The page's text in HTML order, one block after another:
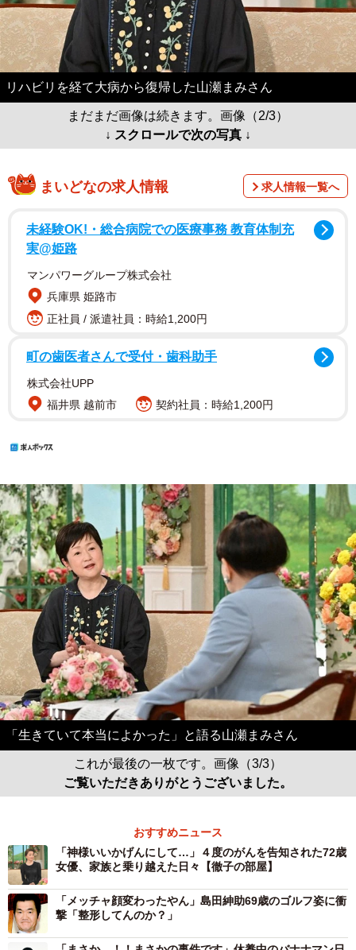
リハビリを経て大病から復帰した山瀬まみさん
まだまだ画像は続きます。画像（2/3）
↓ スクロールで次の写真 ↓
まいどなの求人情報 求人情報一覧へ
未経験OK!・総合病院での医療事務 教育体制充
実@姫路
マンパワーグループ株式会社
兵庫県 姫路市
正社員 / 派遣社員：時給1,200円
町の歯医者さんで受付・歯科助手
株式会社UPP
福井県 越前市
契約社員：時給1,200円
「生きていて本当によかった」と語る山瀬まみさん
これが最後の一枚です。画像（3/3）
ご覧いただきありがとうございました。
おすすめニュース
「神様いいかげんにして…」４度のがんを告知された72歳
女優、家族と乗り越えた日々【徹子の部屋】
「メッチャ顔変わったやん」島田紳助69歳のゴルフ姿に衝
撃「整形してんのか？」